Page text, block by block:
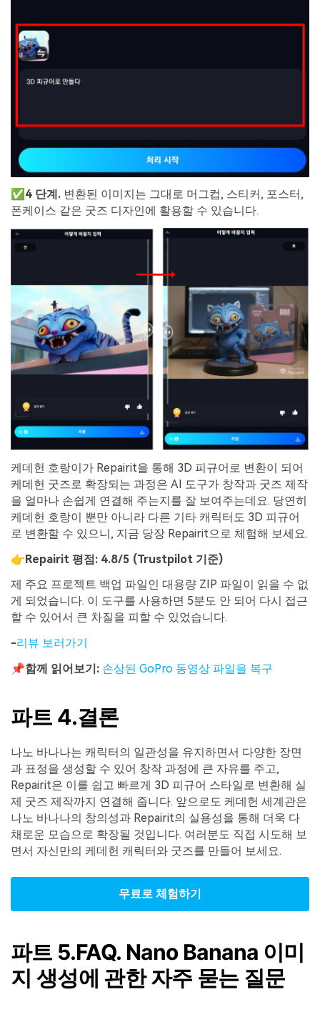
✅ 4 단계 . 변환된 이미지는 그대로 머그컵, 스티커, 포스터,
폰케이스 같은 굿즈 디자인에 활용할 수 있습니다.
케데헌 호랑이가 Repairit을 통해 3D 피규어로 변환이 되어
케데헌 굿즈로 확장되는 과정은 AI 도구가 창작과 굿즈 제작
을 얼마나 손쉽게 연결해 주는지를 잘 보여주는데요. 당연히
케데헌 호랑이 뿐만 아니라 다른 기타 캐릭터도 3D 피규어
로 변환할 수 있으니, 지금 당장 Repairit으로 체험해 보세요.
👉Repairit 평점: 4.8/5 (Trustpilot 기준)
제 주요 프로젝트 백업 파일인 대용량 ZIP 파일이 읽을 수 없
게 되었습니다. 이 도구를 사용하면 5분도 안 되어 다시 접근
할 수 있어서 큰 차질을 피할 수 있었습니다.
-리뷰 보러가기
📌함께 읽어보기: 손상된 GoPro 동영상 파일을 복구
파트 4.결론
나노 바나나는 캐릭터의 일관성을 유지하면서 다양한 장면
과 표정을 생성할 수 있어 창작 과정에 큰 자유를 주고,
Repairit은 이를 쉽고 빠르게 3D 피규어 스타일로 변환해 실
제 굿즈 제작까지 연결해 줍니다. 앞으로도 케데헌 세계관은
나노 바나나의 창의성과 Repairit의 실용성을 통해 더욱 다
채로운 모습으로 확장될 것입니다. 여러분도 직접 시도해 보
면서 자신만의 케데헌 캐릭터와 굿즈를 만들어 보세요.
무료로 체험하기
파트 5.FAQ. Nano Banana 이미
지 생성에 관한 자주 묻는 질문